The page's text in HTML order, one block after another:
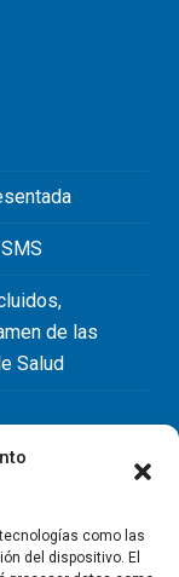
como las
del dispositivo. El
de las
Salud